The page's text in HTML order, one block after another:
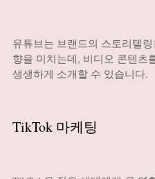
유튜브는 브랜드의 스토리텔
향을 미치는데, 비디오 콘텐츠
생생하게 소개할 수 있습니다.
TikTok 마케팅